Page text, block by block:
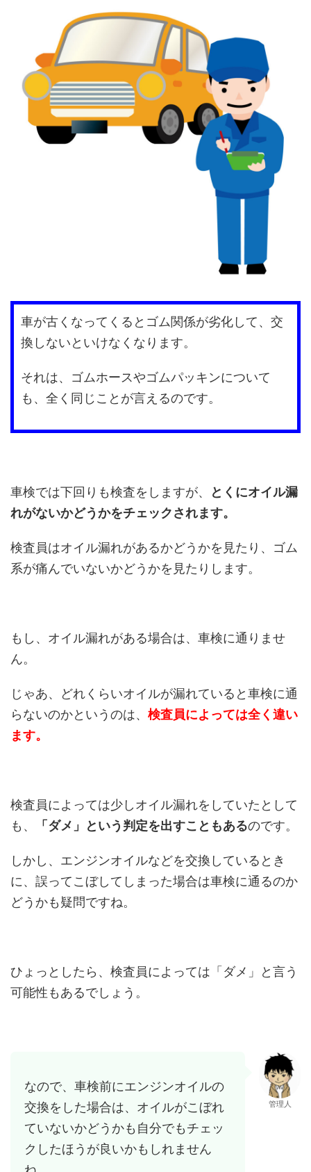
車が古くなってくるとゴム関係が劣化して、交
換しないといけなくなります。
それは、ゴムホースやゴムパッキンについて
も、全く同じことが言えるのです。
車検では下回りも検査をしますが、
とくにオイル漏
れがないかどうかをチェックされます。
検査員はオイル漏れがあるかどうかを見たり、ゴム
系が痛んでいないかどうかを見たりします。
もし、オイル漏れがある場合は、車検に通りませ
ん。
じゃあ、どれくらいオイルが漏れていると車検に通
らないのかというのは、 検査員によっては全く違い
ます。
検査員によっては少しオイル漏れをしていたとして
も、
「ダメ」という判定を出すこともあるのです。
しかし、エンジンオイルなどを交換しているとき
に、誤ってこぼしてしまった場合は車検に通るのか
どうかも疑問ですね。
ひょっとしたら、検査員によっては「ダメ」と言う
可能性もあるでしょう。
なので、車検前にエンジンオイルの
交換をした場合は、オイルがこぼれ
ていないかどうかも自分でもチェッ
クしたほうが良いかもしれません
管理人